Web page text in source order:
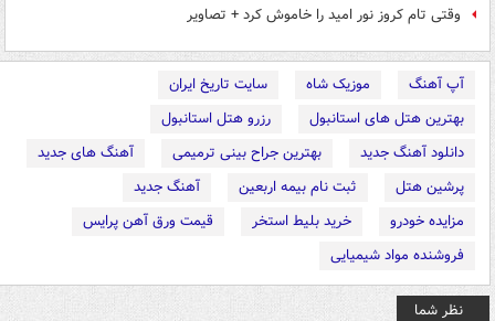
وقتی تام کروز نور امید را خاموش کرد + تصاوير
آپ آهنگ موزیک شاه
سایت تاریخ ایران
بهترین هتل های استانبول
رزرو هتل استانبول
دانلود آهنگ جدید
بهترین جراح بینی ترمیمی
آهنگ های جدید
پرشین هتل
ثبت نام بیمه اربعین
آهنگ جدید
مزایده خودرو
خرید بلیط استخر
قیمت ورق آهن پرایس
فروشنده مواد شیمیایی
نظر شما